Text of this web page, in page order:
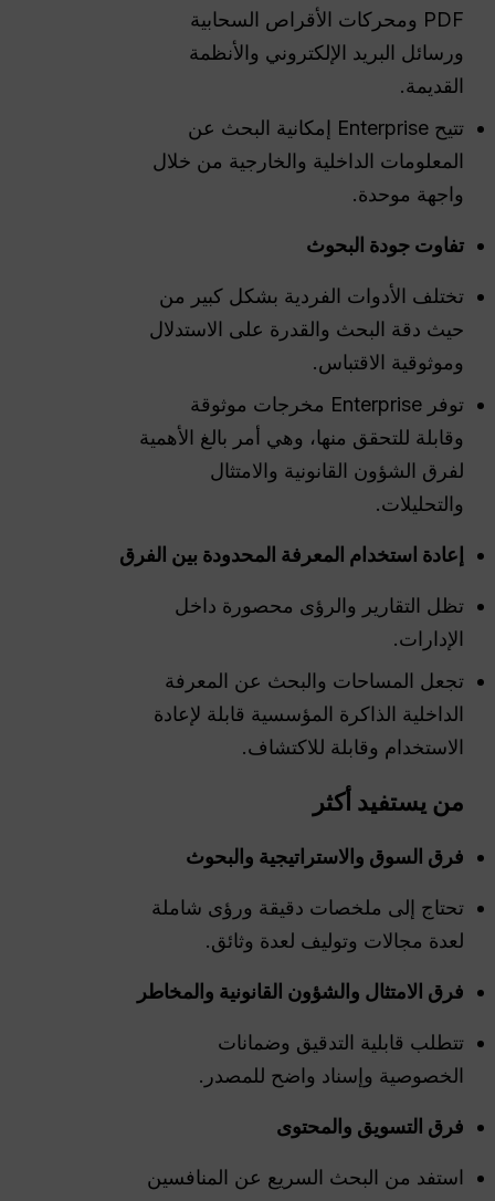
PDF ومحركات الأقراص السحابية
ورسائل البريد الإلكتروني والأنظمة
القديمة.
تتيح Enterprise إمكانية البحث عن
المعلومات الداخلية والخارجية من خلال
واجهة موحدة.
تفاوت جودة البحوث
تختلف الأدوات الفردية بشكل كبير من
حيث دقة البحث والقدرة على الاستدلال
وموثوقية الاقتباس.
توفر Enterprise مخرجات موثوقة
وقابلة للتحقق منها، وهي أمر بالغ الأهمية
لفرق الشؤون القانونية والامتثال
والتحليلات.
إعادة استخدام المعرفة المحدودة بين الفرق
تظل التقارير والرؤى محصورة داخل
الإدارات.
تجعل المساحات والبحث عن المعرفة
الداخلية الذاكرة المؤسسية قابلة لإعادة
الاستخدام وقابلة للاكتشاف.
من يستفيد أكثر
فرق السوق والاستراتيجية والبحوث
تحتاج إلى ملخصات دقيقة ورؤى شاملة
لعدة مجالات وتوليف لعدة وثائق.
فرق الامتثال والشؤون القانونية والمخاطر
تتطلب قابلية التدقيق وضمانات
الخصوصية وإسناد واضح للمصدر.
فرق التسويق والمحتوى
استفد من البحث السريع عن المنافسين